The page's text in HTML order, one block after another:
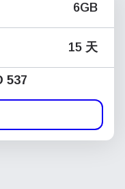
6GB
15 天
537